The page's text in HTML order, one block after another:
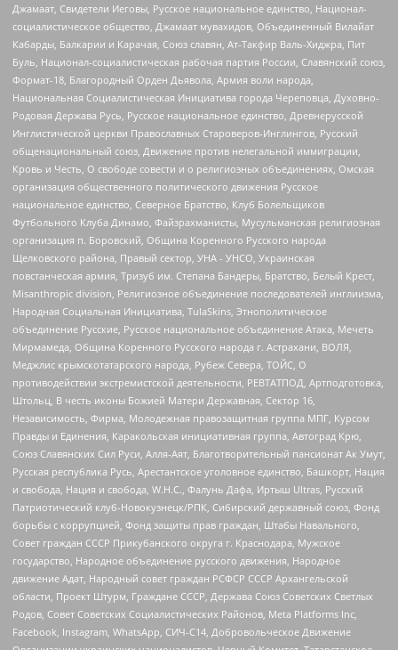
Джамаат, Свидетели Иеговы, Русское национальное единство, Национал-
социалистическое общество, Джамаат мувахидов, Объединенный Вилайат
Кабарды, Балкарии и Карачая, Союз славян, Ат-Такфир Валь-Хиджра, Пит
Буль, Национал-социалистическая рабочая партия России, Славянский союз,
Формат-18, Благородный Орден Дьявола, Армия воли народа,
Национальная Социалистическая Инициатива города Череповца, Духовно-
Родовая Держава Русь, Русское национальное единство, Древнерусской
Инглистической церкви Православных Староверов-Инглингов, Русский
общенациональный союз, Движение против нелегальной иммиграции,
Кровь и Честь, О свободе совести и о религиозных объединениях, Омская
организация общественного политического движения Русское
национальное единство, Северное Братство, Клуб Болельщиков
Футбольного Клуба Динамо, Файзрахманисты, Мусульманская религиозная
организация п. Боровский, Община Коренного Русского народа
Щелковского района, Правый сектор, УНА - УНСО, Украинская
повстанческая армия, Тризуб им. Степана Бандеры, Братство, Белый Крест,
Misanthropic division, Религиозное объединение последователей инглиизма,
Народная Социальная Инициатива, TulaSkins, Этнополитическое
объединение Русские, Русское национальное объединение Атака, Мечеть
Мирмамеда, Община Коренного Русского народа г. Астрахани, ВОЛЯ,
Меджлис крымскотатарского народа, Рубеж Севера, ТОЙС, О
противодействии экстремистской деятельности, РЕВТАТПОД, Артподготовка,
Штольц, В честь иконы Божией Матери Державная, Сектор 16,
Независимость, Фирма, Молодежная правозащитная группа МПГ, Курсом
Правды и Единения, Каракольская инициативная группа, Автоград Крю,
Союз Славянских Сил Руси, Алля-Аят, Благотворительный пансионат Ак Умут,
Русская республика Русь, Арестантское уголовное единство, Башкорт, Нация
и свобода, Нация и свобода, W.H.С., Фалунь Дафа, Иртыш Ultras, Русский
Патриотический клуб-Новокузнецк/РПК, Сибирский державный союз, Фонд
борьбы с коррупцией, Фонд защиты прав граждан, Штабы Навального,
Совет граждан СССР Прикубанского округа г. Краснодара, Мужское
государство, Народное объединение русского движения, Народное
движение Адат, Народный совет граждан РСФСР СССР Архангельской
области, Проект Штурм, Граждане СССР, Держава Союз Советских Светлых
Родов, Совет Советских Социалистических Районов, Meta Platforms Inc,
Facebook, Instagram, WhatsApp, СИЧ-С14, Добровольческое Движение